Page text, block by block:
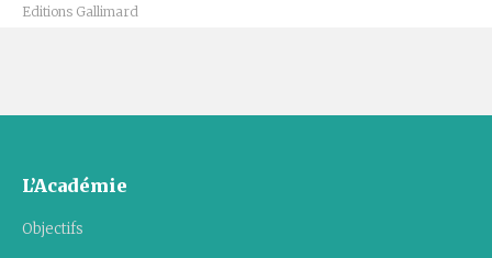
Editions Gallimard
L’Académie
Objectifs